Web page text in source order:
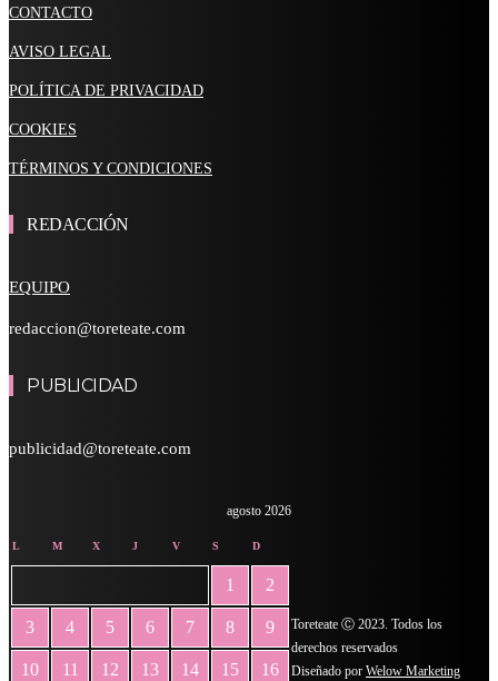
CONTACTO
AVISO LEGAL
POLÍTICA DE PRIVACIDAD
COOKIES
TÉRMINOS Y CONDICIONES
REDACCIÓN
EQUIPO
redaccion@toreteate.com
PUBLICIDAD
publicidad@toreteate.com
agosto 2026
L M X J V S D
1 2
3 4 5 6 7 8 9
10 11 12 13 14 15 16
Toreteate Ⓒ 2023. Todos los
derechos reservados
Diseñado por Welow Marketing